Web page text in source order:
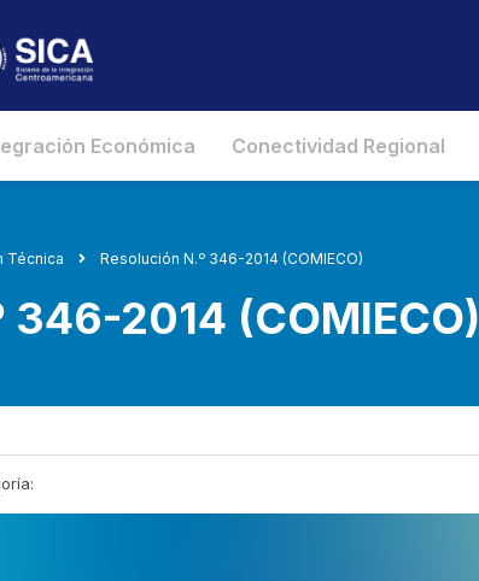
Económica Conectividad Regional
Técnica Resolución N.º 346-2014 (COMIECO)
346-2014 (COMIECO)